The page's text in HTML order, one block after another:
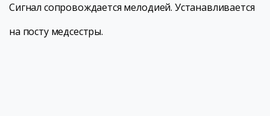
Сигнал сопровождается мелодией. Устанавливается
на посту медсестры.